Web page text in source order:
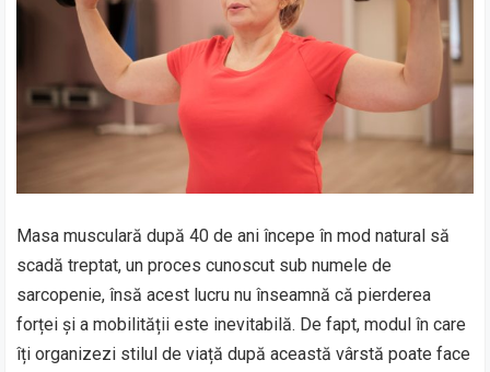
Masa musculară după 40 de ani începe în mod natural să
scadă treptat, un proces cunoscut sub numele de
sarcopenie, însă acest lucru nu înseamnă că pierderea
forței și a mobilității este inevitabilă. De fapt, modul în care
îți organizezi stilul de viață după această vârstă poate face